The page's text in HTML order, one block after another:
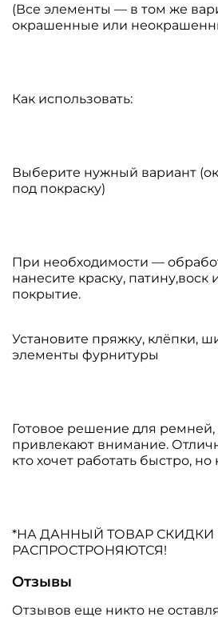
(Все элементы — в том же
окрашенные или
Как использовать:
Выберите нужный вариант
под покраску)
При необходимости —
нанесите краску,
покрытие.
Установите пряжку, клёпки,
элементы фурнитуры
Готовое решение для ремней,
привлекают внимание.
кто хочет работать быстро, но
*НА ДАННЫЙ ТОВАР СКИДКИ
РАСПРОСТРОНЯЮТСЯ!
Отзывы
Отзывов еще никто не